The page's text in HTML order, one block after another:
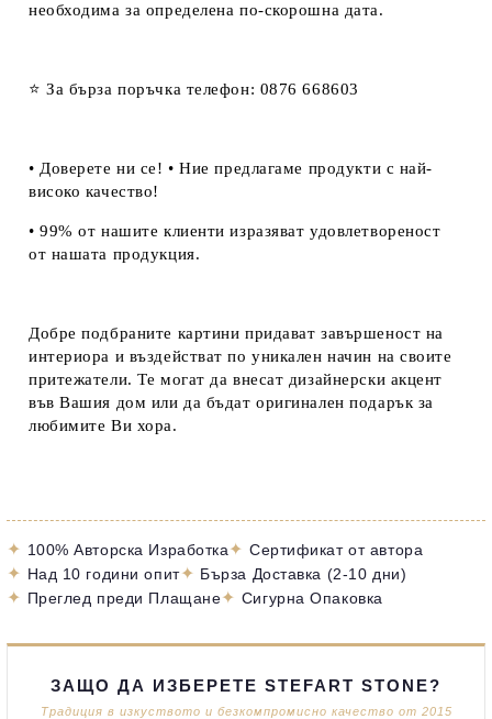
необходима за определена по-скорошна дата.
⭐ За бърза поръчка телефон: 0876 668603
• Доверете ни се! • Ние предлагаме продукти с най-
високо качество!
• 99% от нашите клиенти изразяват удовлетвореност
от нашата продукция.
Добре подбраните картини придават завършеност на
интериора и въздействат по уникален начин на своите
притежатели. Те могат да внесат дизайнерски акцент
във Вашия дом или да бъдат оригинален подарък за
любимите Ви хора.
✦ 100% Авторска Изработка✦ Сертификат от автора
✦ Над 10 години опит✦ Бърза Доставка (2-10 дни)
✦ Преглед преди Плащане✦ Сигурна Опаковка
ЗАЩО ДА ИЗБЕРЕТЕ STEFART STONE?
Традиция в изкуството и безкомпромисно качество от 2015